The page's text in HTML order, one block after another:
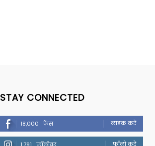
STAY CONNECTED
18,000 फैंस लाइक करें
फॉलो करें